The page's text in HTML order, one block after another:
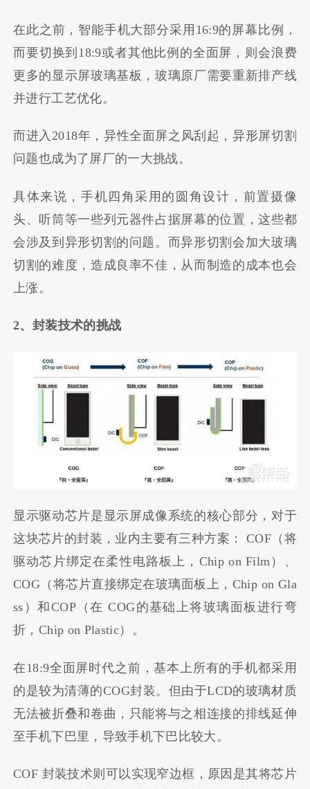
在此之前，智能手机大部分采用16:9的屏幕比例，
而要切换到18:9或者其他比例的全面屏，则会浪费
更多的显示屏玻璃基板，玻璃原厂需要重新排产线
并进行工艺优化。
而进入2018年，异性全面屏之风刮起，异形屏切割
问题也成为了屏厂的一大挑战。
具体来说，手机四角采用的圆角设计，前置摄像
头、听筒等一些列元器件占据屏幕的位置，这些都
会涉及到异形切割的问题。而异形切割会加大玻璃
切割的难度，造成良率不佳，从而制造的成本也会
上涨。
2、封装技术的挑战
显示驱动芯片是显示屏成像系统的核心部分，对于
这块芯片的封装，业内主要有三种方案： COF（将
驱动芯片绑定在柔性电路板上，Chip on Film）、
COG（将芯片直接绑定在玻璃面板上，Chip on Gla
ss）和COP（在 COG的基础上将玻璃面板进行弯
折，Chip on Plastic）。
在18:9全面屏时代之前，基本上所有的手机都采用
的是较为清薄的COG封装。但由于LCD的玻璃材质
无法被折叠和卷曲，只能将与之相连接的排线延伸
至手机下巴里，导致手机下巴比较大。
COF 封装技术则可以实现窄边框，原因是其将芯片